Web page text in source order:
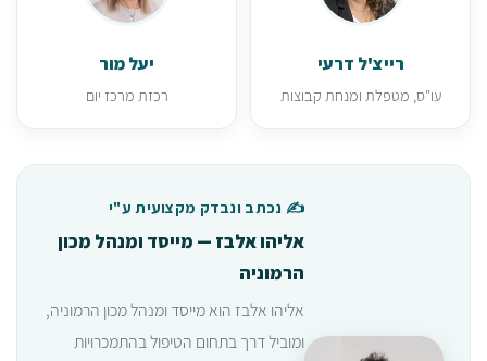
רייצ'ל דרעי
עו"ס, מטפלת ומנחת קבוצות
יעל מור
רכזת מרכז יום
✍️ נכתב ונבדק מקצועית ע"י
אליהו אלבז — מייסד ומנהל מכון
הרמוניה
אליהו אלבז הוא מייסד ומנהל מכון הרמוניה,
ומוביל דרך בתחום הטיפול בהתמכרויות